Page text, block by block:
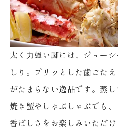
太く⼒強い脚には、ジュー
しり。 プリッとした⻭ごた
がたまらない逸品です。 蒸し
焼き蟹やしゃぶしゃぶでも、
⾹ばしさをお楽しみいただけ